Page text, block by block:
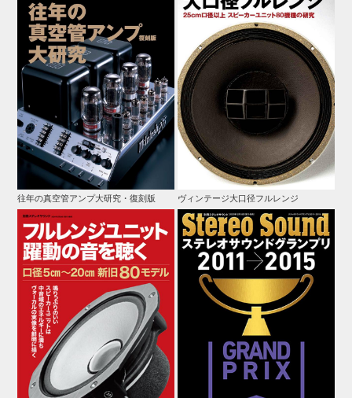
往年の真空管アンプ大研究・復刻版 ヴィンテージ大口径フルレンジ